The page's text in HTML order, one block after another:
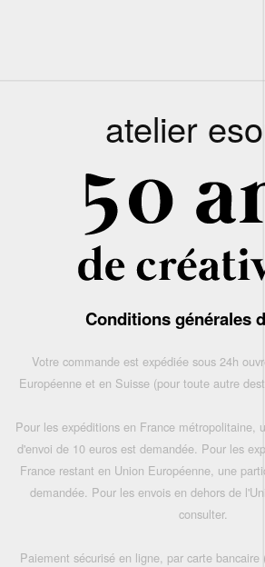
atelier
Conditions générales
Votre commande est expédiée sous 24h
Européenne et en Suisse (pour toute autre
Pour les expéditions en France métropolitaine,
d'envoi de 10 euros est demandée. Pour les
France restant en Union Européenne, une
demandée. Pour les envois en dehors de
consulter.
Paiement sécurisé en ligne, par carte